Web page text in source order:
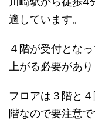
適しています。
４階が受付とな
上がる必要があり
フロアは３階と
階なので要注意で